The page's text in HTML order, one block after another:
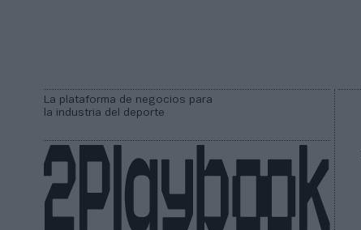
La plataforma de negocios para
la industria del deporte